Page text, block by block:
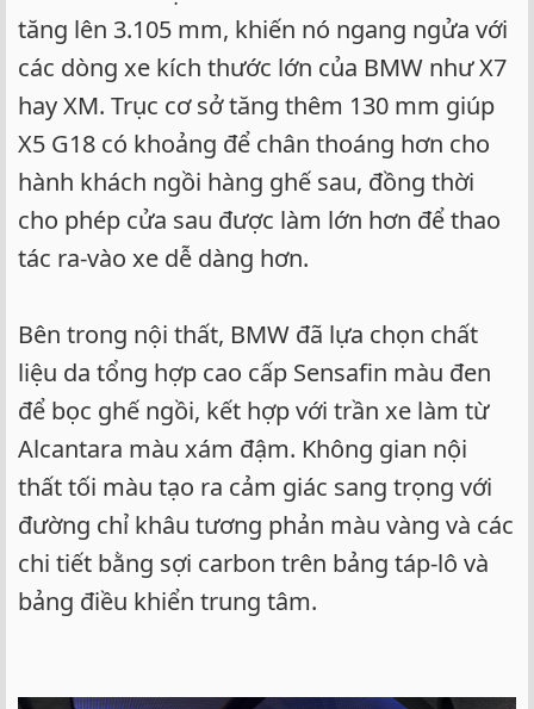
tăng lên 3.105 mm, khiến nó ngang ngửa với
các dòng xe kích thước lớn của BMW như X7
hay XM. Trục cơ sở tăng thêm 130 mm giúp
X5 G18 có khoảng để chân thoáng hơn cho
hành khách ngồi hàng ghế sau, đồng thời
cho phép cửa sau được làm lớn hơn để thao
tác ra-vào xe dễ dàng hơn.
Bên trong nội thất, BMW đã lựa chọn chất
liệu da tổng hợp cao cấp Sensafin màu đen
để bọc ghế ngồi, kết hợp với trần xe làm từ
Alcantara màu xám đậm. Không gian nội
thất tối màu tạo ra cảm giác sang trọng với
đường chỉ khâu tương phản màu vàng và các
chi tiết bằng sợi carbon trên bảng táp-lô và
bảng điều khiển trung tâm.